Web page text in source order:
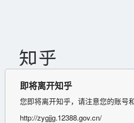
即将离开知乎
您即将离开知乎，请注意您的账号
http://zygjjg.12388.gov.cn/